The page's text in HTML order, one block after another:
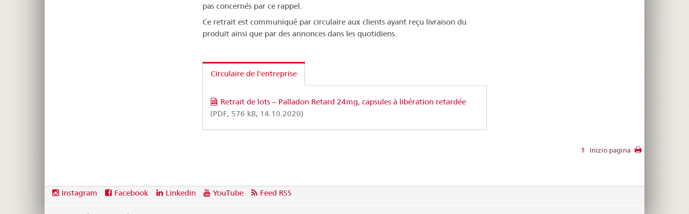
pas concernés par ce rappel.
Ce retrait est communiqué par circulaire aux clients ayant reçu livraison du
produit ainsi que par des annonces dans les quotidiens.
Circulaire de l'entreprise
Retrait de lots – Palladon Retard 24mg, capsules à libération retardée
(PDF, 576 kB, 14.10.2020)
Inizio pagina
Footer
SocialInstagram Facebook Linkedin YouTube Feed RSS